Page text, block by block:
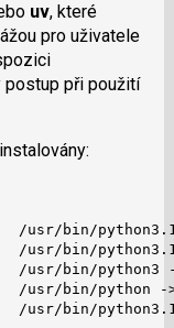
uv, které
pro uživatele
postup při použití
/usr/bin/
/usr/bin/
/usr/bin/python3
/usr/bin/python -
/usr/bin/